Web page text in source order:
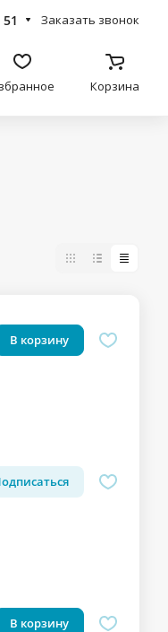
Заказать звонок
Корзина
В корзину
В корзину